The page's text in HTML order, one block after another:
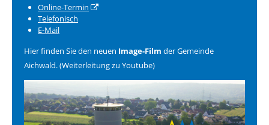
Online-Termin
Telefonisch
E-Mail
Hier finden Sie den neuen Image-Film der Gemeinde
Aichwald. (Weiterleitung zu Youtube)